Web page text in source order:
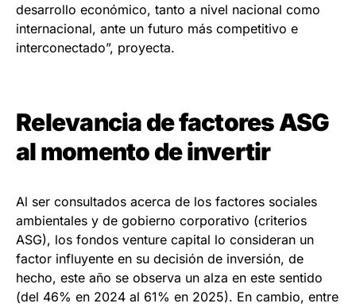
desarrollo económico, tanto a nivel nacional como
internacional, ante un futuro más competitivo e
interconectado”, proyecta.
Relevancia de factores ASG
al momento de invertir
Al ser consultados acerca de los factores sociales
ambientales y de gobierno corporativo (criterios
ASG), los fondos venture capital lo consideran un
factor influyente en su decisión de inversión, de
hecho, este año se observa un alza en este sentido
(del 46% en 2024 al 61% en 2025). En cambio, entre